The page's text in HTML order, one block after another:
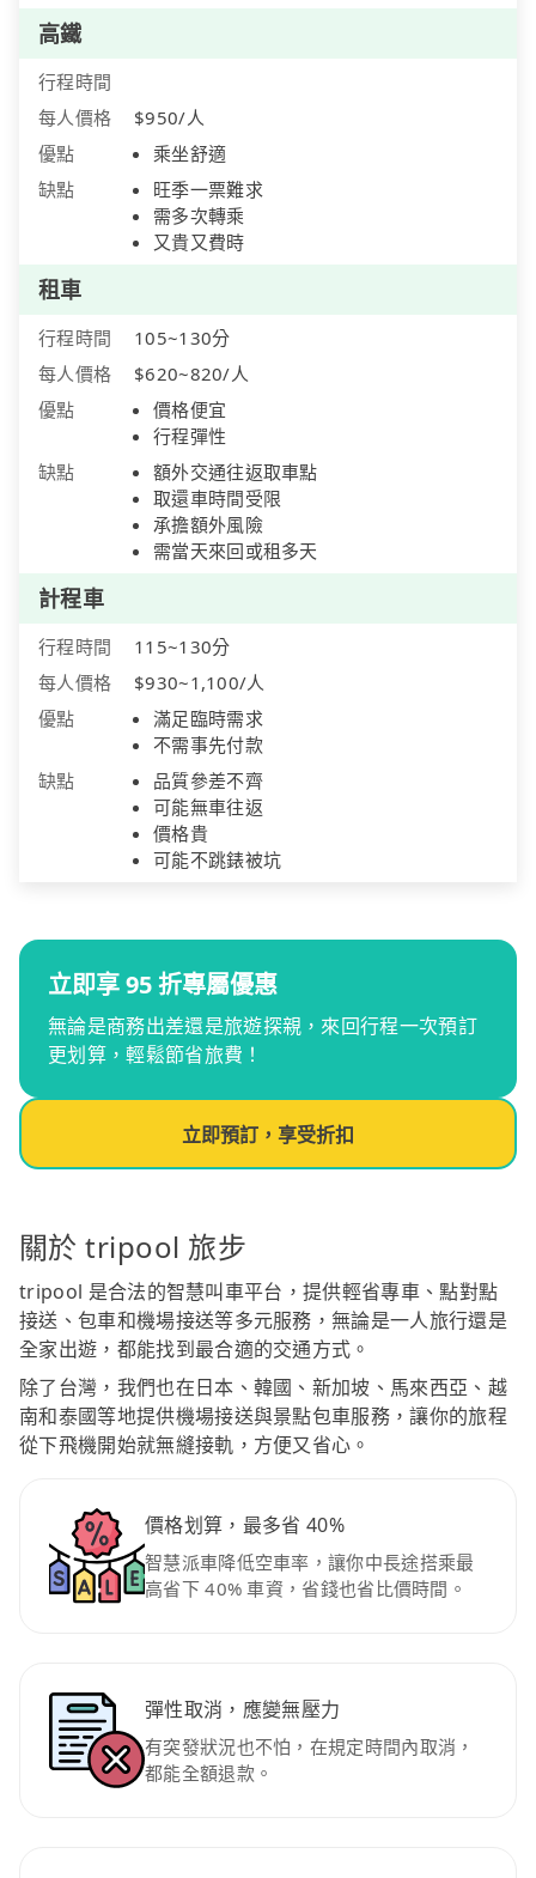
高鐵
行程時間
每人價格
$950/人
優點
乘坐舒適
缺點
旺季一票難求
需多次轉乘
又貴又費時
租車
行程時間
105~130分
每人價格
$620~820/人
優點
價格便宜
行程彈性
缺點
額外交通往返取車點
取還車時間受限
承擔額外風險
需當天來回或租多天
計程車
行程時間
115~130分
每人價格
$930~1,100/人
優點
滿足臨時需求
不需事先付款
缺點
品質參差不齊
可能無車往返
價格貴
可能不跳錶被坑
立即享 95 折專屬優惠
無論是商務出差還是旅遊探親，來回行程一次預訂
更划算，輕鬆節省旅費！
立即預訂，享受折扣
關於 tripool 旅步
tripool 是合法的智慧叫車平台，提供輕省專車、點對點
接送、包車和機場接送等多元服務，無論是一人旅行還是
全家出遊，都能找到最合適的交通方式。
除了台灣，我們也在日本、韓國、新加坡、馬來西亞、越
南和泰國等地提供機場接送與景點包車服務，讓你的旅程
從下飛機開始就無縫接軌，方便又省心。
價格划算，最多省 40%
智慧派車降低空車率，讓你中長途搭乘最
高省下 40% 車資，省錢也省比價時間。
彈性取消，應變無壓力
有突發狀況也不怕，在規定時間內取消，
都能全額退款。